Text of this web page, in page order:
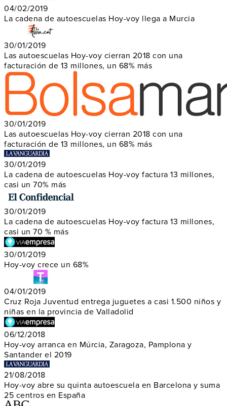
04/02/2019
La cadena de autoescuelas Hoy-voy llega a Murcia
30/01/2019
Las autoescuelas Hoy-voy cierran 2018 con una
facturación de 13 millones, un 68% más
30/01/2019
Las autoescuelas Hoy-voy cierran 2018 con una
facturación de 13 millones, un 68% más
30/01/2019
La cadena de autoescuelas Hoy-voy factura 13 millones,
casi un 70% más
30/01/2019
La cadena de autoescuelas Hoy-voy factura 13 millones,
casi un 70 % más
30/01/2019
Hoy-voy crece un 68%
04/01/2019
Cruz Roja Juventud entrega juguetes a casi 1.500 niños y
niñas en la provincia de Valladolid
06/12/2018
Hoy-voy arranca en Múrcia, Zaragoza, Pamplona y
Santander el 2019
21/08/2018
Hoy-voy abre su quinta autoescuela en Barcelona y suma
25 centros en España